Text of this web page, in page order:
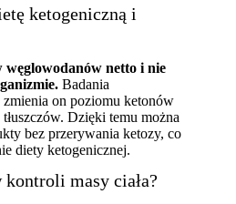
ketogeniczną i
netto i nie
Badania
on poziomu ketonów
Dzięki temu można
bez przerywania ketozy, co
diety ketogenicznej.
masy ciała?